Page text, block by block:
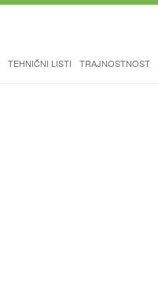
TEHNIČNI LISTI TRAJNOSTNOST